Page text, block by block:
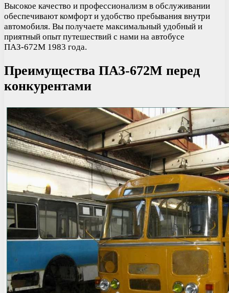
Высокое качество и профессионализм в обслуживании
обеспечивают комфорт и удобство пребывания внутри
автомобиля. Вы получаете максимальный удобный и
приятный опыт путешествий с нами на автобусе
ПАЗ-672М 1983 года.
Преимущества ПАЗ-672М перед
конкурентами